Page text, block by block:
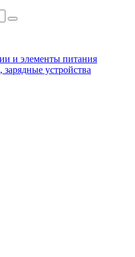
и элементы питания
устройства